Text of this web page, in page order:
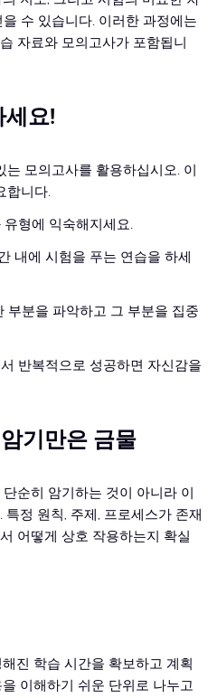
수 있습니다. 이러한 과정에는
자료와 모의고사가 포함됩니
세요!
모의고사를 활용하십시오. 이
합니다.
형에 익숙해지세요.
내에 시험을 푸는 연습을 하세
부분을 파악하고 그 부분을 집중
반복적으로 성공하면 자신감을
기만은 금물
순히 암기하는 것이 아니라 이
정 원칙, 주제, 프로세스가 존재
어떻게 상호 작용하는지 확실
진 학습 시간을 확보하고 계획
이해하기 쉬운 단위로 나누고